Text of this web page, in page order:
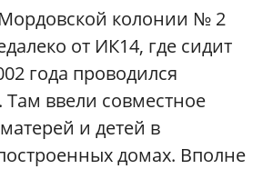
Мордовской колонии № 2
от ИК14, где сидит
года проводился
Там ввели совместное
и детей в
домах. Вполне